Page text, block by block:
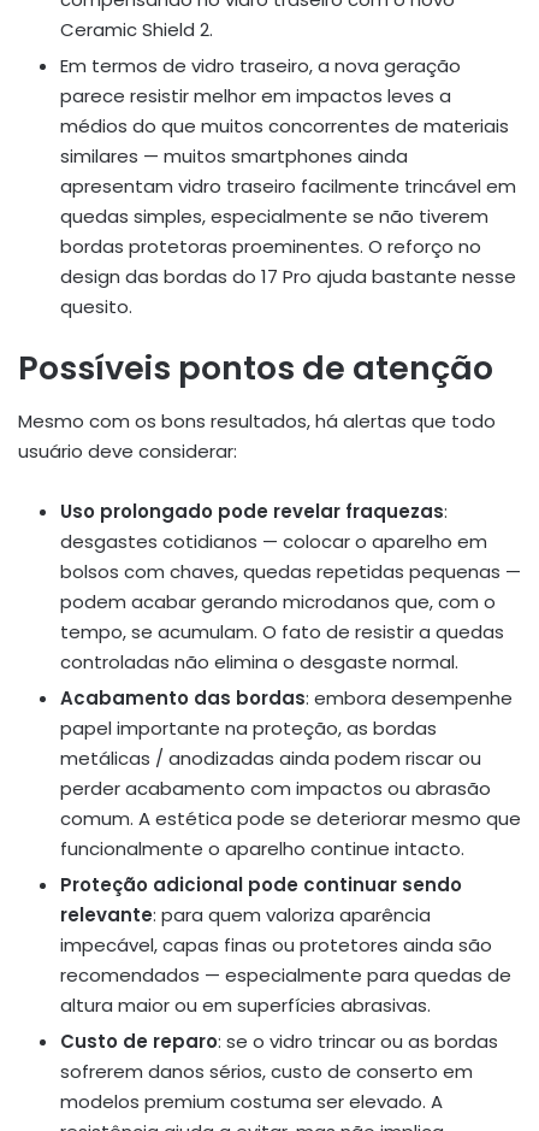
Ceramic Shield 2.
Em termos de vidro traseiro, a nova geração
parece resistir melhor em impactos leves a
médios do que muitos concorrentes de materiais
similares — muitos smartphones ainda
apresentam vidro traseiro facilmente trincável em
quedas simples, especialmente se não tiverem
bordas protetoras proeminentes. O reforço no
design das bordas do 17 Pro ajuda bastante nesse
quesito.
Possíveis pontos de atenção
Mesmo com os bons resultados, há alertas que todo
usuário deve considerar:
Uso prolongado pode revelar fraquezas:
desgastes cotidianos — colocar o aparelho em
bolsos com chaves, quedas repetidas pequenas —
podem acabar gerando microdanos que, com o
tempo, se acumulam. O fato de resistir a quedas
controladas não elimina o desgaste normal.
Acabamento das bordas: embora desempenhe
papel importante na proteção, as bordas
metálicas / anodizadas ainda podem riscar ou
perder acabamento com impactos ou abrasão
comum. A estética pode se deteriorar mesmo que
funcionalmente o aparelho continue intacto.
Proteção adicional pode continuar sendo
relevante: para quem valoriza aparência
impecável, capas finas ou protetores ainda são
recomendados — especialmente para quedas de
altura maior ou em superfícies abrasivas.
Custo de reparo: se o vidro trincar ou as bordas
sofrerem danos sérios, custo de conserto em
modelos premium costuma ser elevado. A